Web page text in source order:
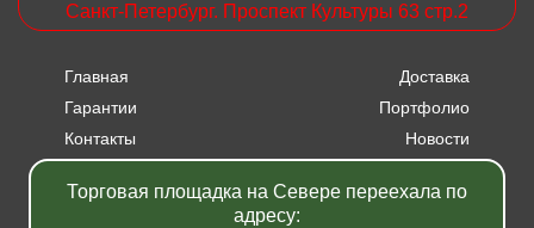
Санкт-Петербург. Проспект Культуры 63 стр.2
Главная
Доставка
Гарантии
Портфолио
Контакты
Новости
Акции
Торговая площадка на Севере переехала по
адресу: